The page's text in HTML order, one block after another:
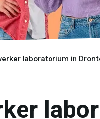
laboratorium in